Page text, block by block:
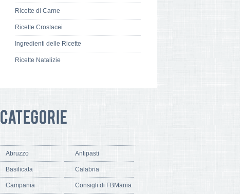
Ricette di Carne
Ricette Crostacei
Ingredienti delle Ricette
Ricette Natalizie
Abruzzo Antipasti
Basilicata Calabria
Campania Consigli di FBMania